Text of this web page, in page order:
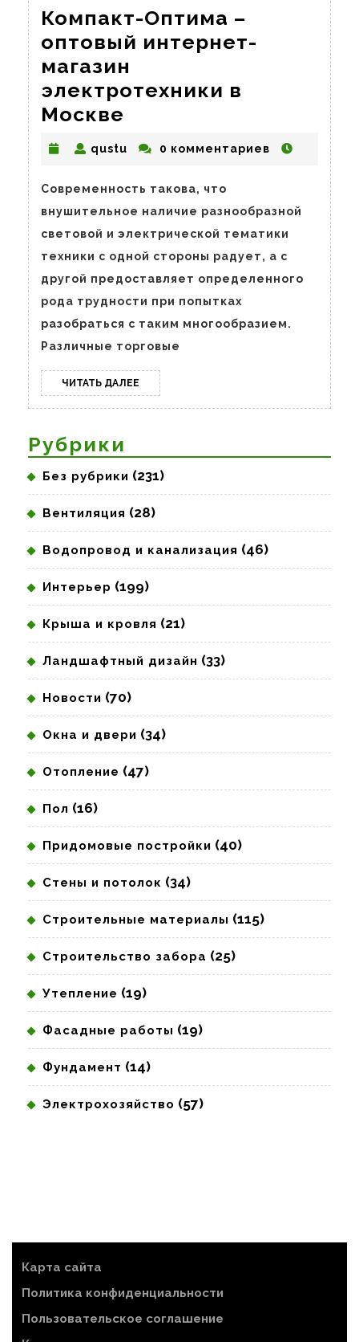
Компакт-Оптима –
оптовый интернет-
магазин
электротехники в
Москве
Оптима
оптовый
интернет-
магазин
электротехники
в
Москве
qustu qustu0 комментариев
Современность такова, что
внушительное наличие разнообразной
световой и электрической тематики
техники с одной стороны радует, а с
другой предоставляет определенного
рода трудности при попытках
разобраться с таким многообразием.
Различные торговые
ЧИТАТЬ ДАЛЕЕ ЧИТАТЬ
ДАЛЕЕ
Рубрики
Без рубрики (231)
Вентиляция (28)
Водопровод и канализация (46)
Интерьер (199)
Крыша и кровля (21)
Ландшафтный дизайн (33)
Новости (70)
Окна и двери (34)
Отопление (47)
Пол (16)
Придомовые постройки (40)
Стены и потолок (34)
Строительные материалы (115)
Строительство забора (25)
Утепление (19)
Фасадные работы (19)
Фундамент (14)
Электрохозяйство (57)
Карта сайта
Политика конфиденциальности
Пользовательское соглашение